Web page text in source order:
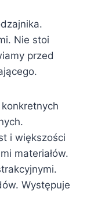
Nie stoi
przed
i większości
materiałów.
Występuje